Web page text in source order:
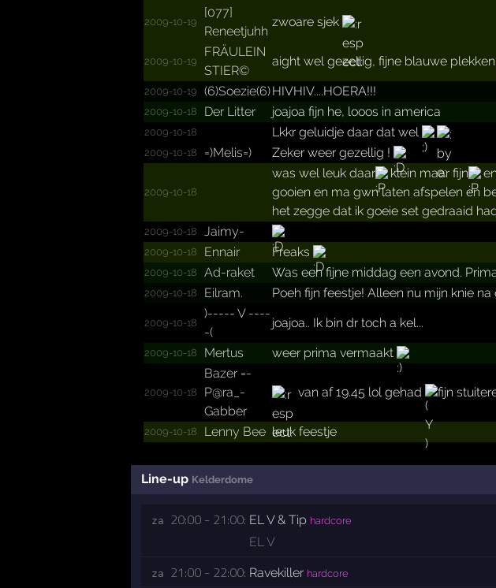
2009-10-19
[077]
Reneetjuhh
zwoare sjek
2009-10-19
FRÄULEIN
STIER©
aight wel gezellig, fijne blauwe plekken
2009-10-19 (6)Soezie(6)HIVHIV....HOERA!!!
2009-10-18 Der Litter joajoa fijn he, looos in america
2009-10-18 Lkkr geluidje daar dat wel
2009-10-18 =)Melis=) Zeker weer gezellig !
2009-10-18
was wel leuk daar klein maar fijn
gooien en ma gwn laten afspelen en
het zegge dat ik goeie set gedraaid
2009-10-18 Jaimy-
2009-10-18 Ennair Freaks
2009-10-18 Ad-raket Was een fijne middag een avond.
2009-10-18 Eilram. Poeh fijn feestje! Alleen nu mijn knie na
2009-10-18
)----- V ----
-(
joajoa.. Ik bin dr toch a kel...
2009-10-18 Mertus weer prima vermaakt
2009-10-18
Bazer =­
P@­ra_­
Gabber
van af 19.45 lol gehad fijn
2009-10-18 Lenny Bee leuk feestje
Line-up Kelderdome
za 20:00 - 21:00: EL V & Tip hardcore
EL V
za 21:00 - 22:00: Ravekiller hardcore